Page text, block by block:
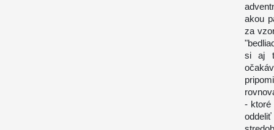
akou
za
si aj
- ktoré